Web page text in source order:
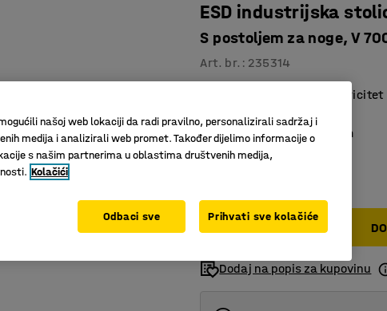
ESD industrijska
S postoljem za noge, V
Art. br. : 235314
Raspršuje statički elektricitet
Stalak za noge
“Euromatic” mehanizam
Dodaj na popis za kupovinu
našoj web lokaciji da radi pravilno, personalizirali sadržaj i
medija i analizirali web promet. Također dijelimo informacije o
s našim partnerima u oblastima društvenih medija,
Kolačići
Odbaci sve Prihvati sve kolačiće